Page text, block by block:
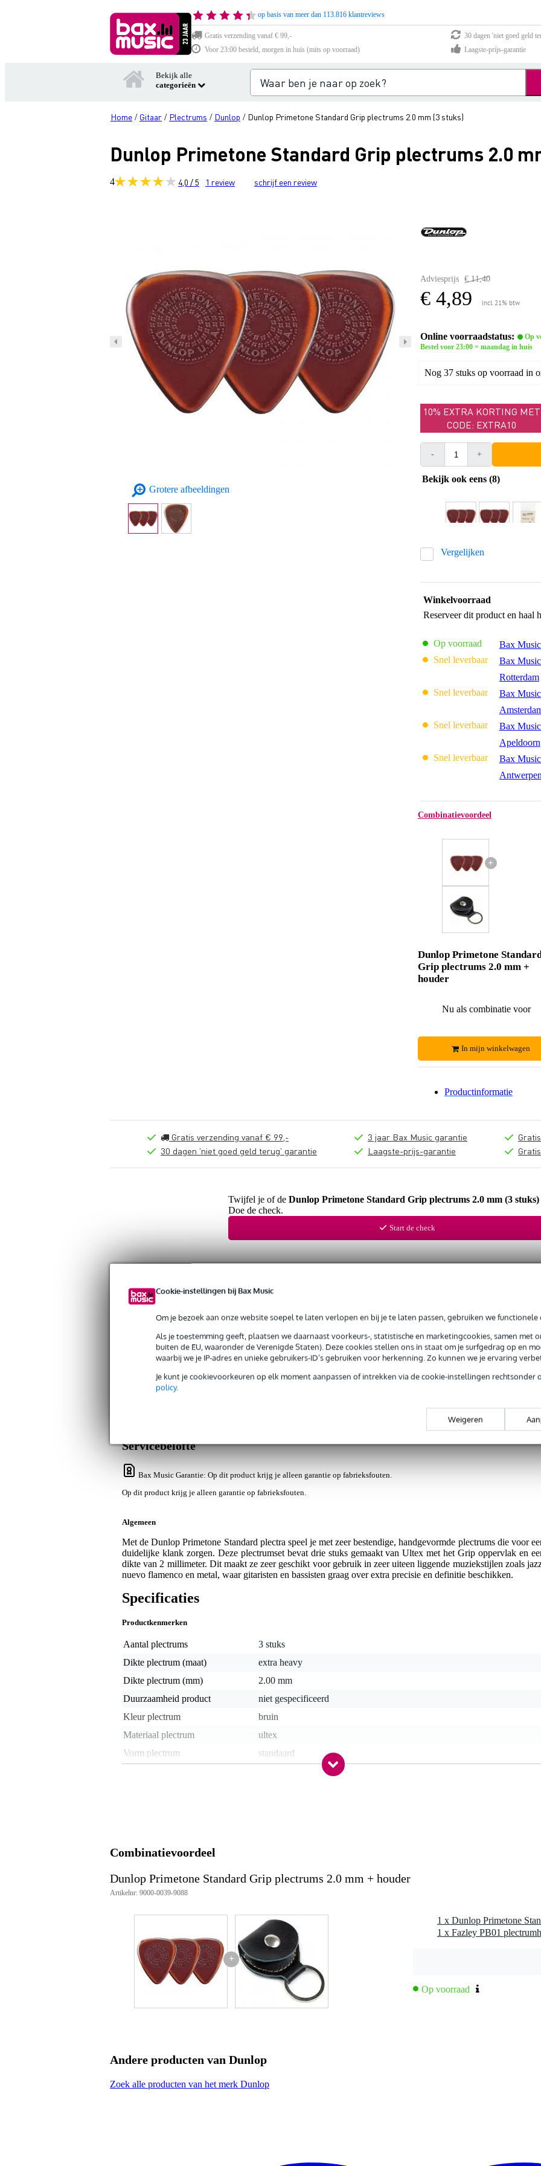
Cookie-instellingen bij Bax Music
Om je bezoek aan onze website soepel te laten verlopen en bij je te laten passen, gebruiken we functionele
Als je toestemming geeft, plaatsen we daarnaast voorkeurs-, statistische en marketingcookies, samen met
buiten de EU, waaronder de Verenigde Staten). Deze cookies stellen ons in staat om je surfgedrag op en
waarbij we je IP-adres en unieke gebruikers-ID’s gebruiken voor herkenning. Zo kunnen we je ervaring
Je kunt je cookievoorkeuren op elk moment aanpassen of intrekken via de cookie-instellingen rechtsonder
policy.
Weigeren
op basis van meer dan 113.816 klantreviews
Gratis verzending vanaf € 99,-
30 dagen 'niet goed geld
Voor 23:00 besteld, morgen in huis (mits op voorraad)
Laagste-prijs-garantie
Bekijk alle
categorieën
Home / Gitaar / Plectrums / Dunlop / Dunlop Primetone Standard Grip plectrums 2.0 mm (3 stuks)
Dunlop Primetone Standard Grip plectrums 2.0
4 4,0 / 5 1 review schrijf een review
Grotere afbeeldingen
Adviesprijs € 11,40
€ 4,89 incl. 21% btw
Online voorraadstatus:
Op
Bestel voor 23:00 = maandag in huis
Nog 37 stuks op voorraad in
10% EXTRA KORTING MET
CODE: EXTRA10
- +
Bekijk ook eens (8)
Vergelijken
Winkelvoorraad
Reserveer dit product en haal
Op voorraad Bax
Snel leverbaar
Bax
Rotterdam
Snel leverbaar
Bax
Snel leverbaar
Bax
Apeldoorn
Snel leverbaar
Bax
Antwerpen
Combinatievoordeel
+
Dunlop Primetone
Grip plectrums 2.0 mm +
houder
Nu als combinatie voor
In mijn winkelwagen
Productinformatie
Gratis verzending vanaf € 99,-
30 dagen 'niet goed geld terug' garantie
3 jaar Bax Music garantie
Laagste-prijs-garantie
Twijfel je of de Dunlop Primetone Standard Grip plectrums 2.0 mm (3 stuks)
Doe de check.
Start de check
Productinformatie
Servicebelofte
Bax Music Garantie: Op dit product krijg je alleen garantie op fabrieksfouten.
Op dit product krijg je alleen garantie op fabrieksfouten.
Algemeen
Met de Dunlop Primetone Standard plectra speel je met zeer bestendige, handgevormde plectrums die voor
duidelijke klank zorgen. Deze plectrumset bevat drie stuks gemaakt van Ultex met het Grip oppervlak en
dikte van 2 millimeter. Dit maakt ze zeer geschikt voor gebruik in zeer uiteen liggende muziekstijlen zoals
nuevo flamenco en metal, waar gitaristen en bassisten graag over extra precisie en definitie beschikken.
Specificaties
Productkenmerken
Aantal plectrums
3 stuks
Dikte plectrum (maat)
extra heavy
Dikte plectrum (mm)
2.00 mm
Duurzaamheid product
niet gespecificeerd
Kleur plectrum
bruin
Materiaal plectrum
ultex
Vorm plectrum
standaard
type: Primetone Standard Grip
materiaal: ultex
dikte: 2.0 mm
Combinatievoordeel
Dunlop Primetone Standard Grip plectrums 2.0 mm + houder
Artikelnr: 9000-0039-9088
+
1 x Fazley PB01
Op voorraad
Andere producten van Dunlop
Zoek alle producten van het merk Dunlop